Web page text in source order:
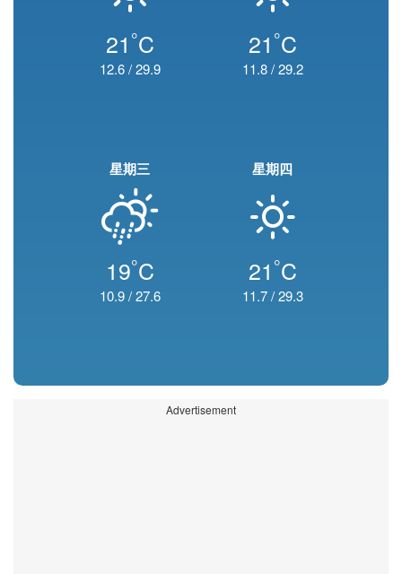
21 °C
12.6/29.9
21 °C
11.8/29.2
星期三
19°C
10.9/27.6
星期四
21 °C
11.7/29.3
Advertisement